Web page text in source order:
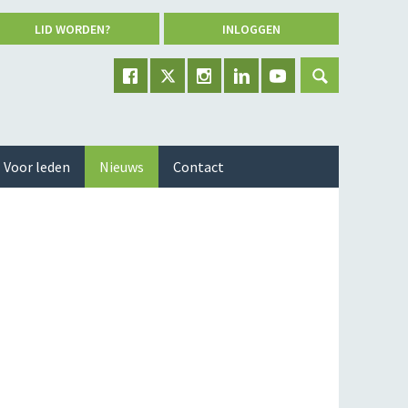
LID WORDEN? INLOGGEN
Voor leden Nieuws Contact